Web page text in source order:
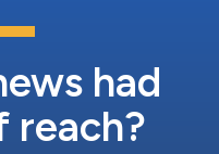
had
reach?